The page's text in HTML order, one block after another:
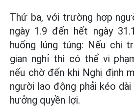
Thứ ba, với trường hợp
ngày 1.9 đến hết ngày
huống lúng túng: Nếu chi
gian nghỉ thì có thể vi
nếu chờ đến khi Nghị định
người lao động phải kéo dài
hưởng quyền lợi.